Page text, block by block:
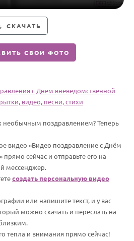
СКАЧАТЬ
СВОИ ФОТО
с Днем вневедомственной
видео, песни, стихи
необычным поздравлением? Теперь
видео «Видео поздравление с Днём
сейчас и отправьте его на
мессенджер.
создать персональную видео
или напишите текст, и у вас
можно скачать и переслать на
тепла и внимания прямо сейчас!